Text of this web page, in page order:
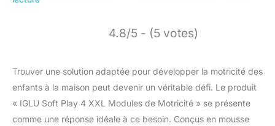
4.8/5 - (5 votes)
Trouver une solution adaptée pour développer la motricité des
enfants à la maison peut devenir un véritable défi. Le produit
« IGLU Soft Play 4 XXL Modules de Motricité » se présente
comme une réponse idéale à ce besoin. Conçus en mousse